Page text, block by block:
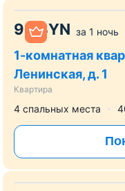
95 BYN за 1 ночь
1-комнатная
Ленинская, д. 1
Квартира
4 спальных места